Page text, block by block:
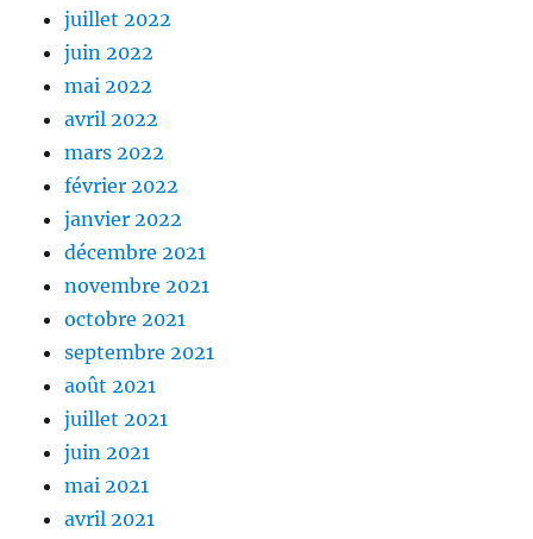
juillet 2022
juin 2022
mai 2022
avril 2022
mars 2022
février 2022
janvier 2022
décembre 2021
novembre 2021
octobre 2021
septembre 2021
août 2021
juillet 2021
juin 2021
mai 2021
avril 2021